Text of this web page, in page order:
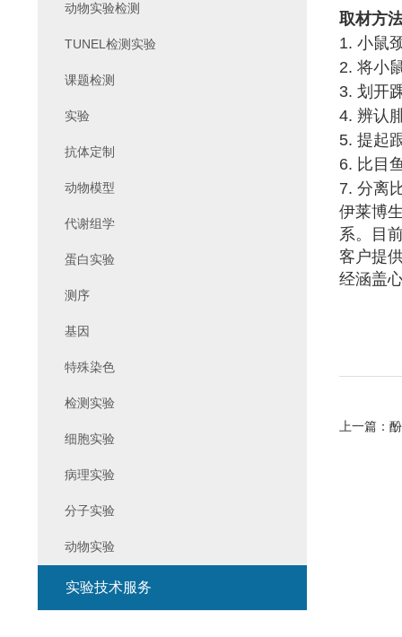
取材方
1. 小鼠
2. 将小
3. 划开
4. 辨认
5. 提起
6. 比目
7. 分离
伊莱博
系。目
客户提
经涵盖
上一篇： 酚
动物实验检测
TUNEL检测实验
课题检测
实验
抗体定制
动物模型
代谢组学
蛋白实验
测序
基因
特殊染色
检测实验
细胞实验
病理实验
分子实验
动物实验
实验技术服务